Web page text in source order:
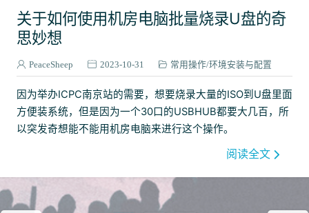
关于如何使用机房电脑批量烧录U盘的奇
思妙想
PeaceSheep 2023-10-31 常用操作 环境安装与配置
因为举办ICPC南京站的需要，想要烧录大量的ISO到U盘里面
方便装系统，但是因为一个30口的USBHUB都要大几百，所
以突发奇想能不能用机房电脑来进行这个操作。
阅读全文